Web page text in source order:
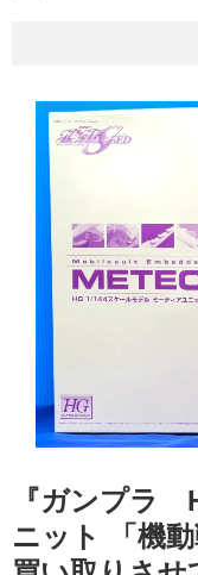
『ガンプラ
ニット 「機